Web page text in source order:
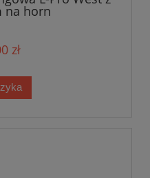
na horn
zł